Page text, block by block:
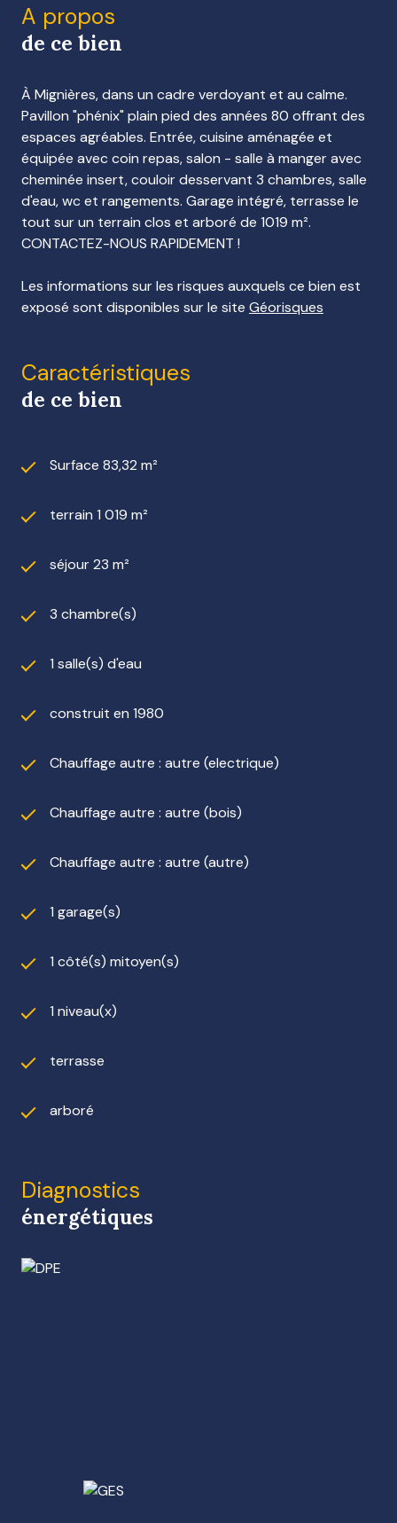
A propos
de ce bien
À Mignières, dans un cadre verdoyant et au calme.
Pavillon "phénix" plain pied des années 80 offrant des
espaces agréables. Entrée, cuisine aménagée et
équipée avec coin repas, salon - salle à manger avec
cheminée insert, couloir desservant 3 chambres, salle
d'eau, wc et rangements. Garage intégré, terrasse le
tout sur un terrain clos et arboré de 1019 m².
CONTACTEZ-NOUS RAPIDEMENT !
Les informations sur les risques auxquels ce bien est
exposé sont disponibles sur le site Géorisques
Caractéristiques
de ce bien
Surface 83,32 m²
terrain 1 019 m²
séjour 23 m²
3 chambre(s)
1 salle(s) d'eau
construit en 1980
Chauffage autre : autre (electrique)
Chauffage autre : autre (bois)
Chauffage autre : autre (autre)
1 garage(s)
1 côté(s) mitoyen(s)
1 niveau(x)
terrasse
arboré
Diagnostics
énergétiques